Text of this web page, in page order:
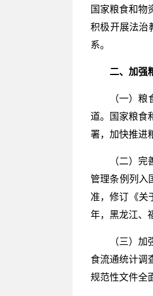
国家粮食和物
积极开展法治
系。
二、加强
（一）
道。国家粮食
署，加快推进
（二）
管理条例列入
准，修订《关
年，黑龙江、
（三）
食流通统计调
规范性文件全